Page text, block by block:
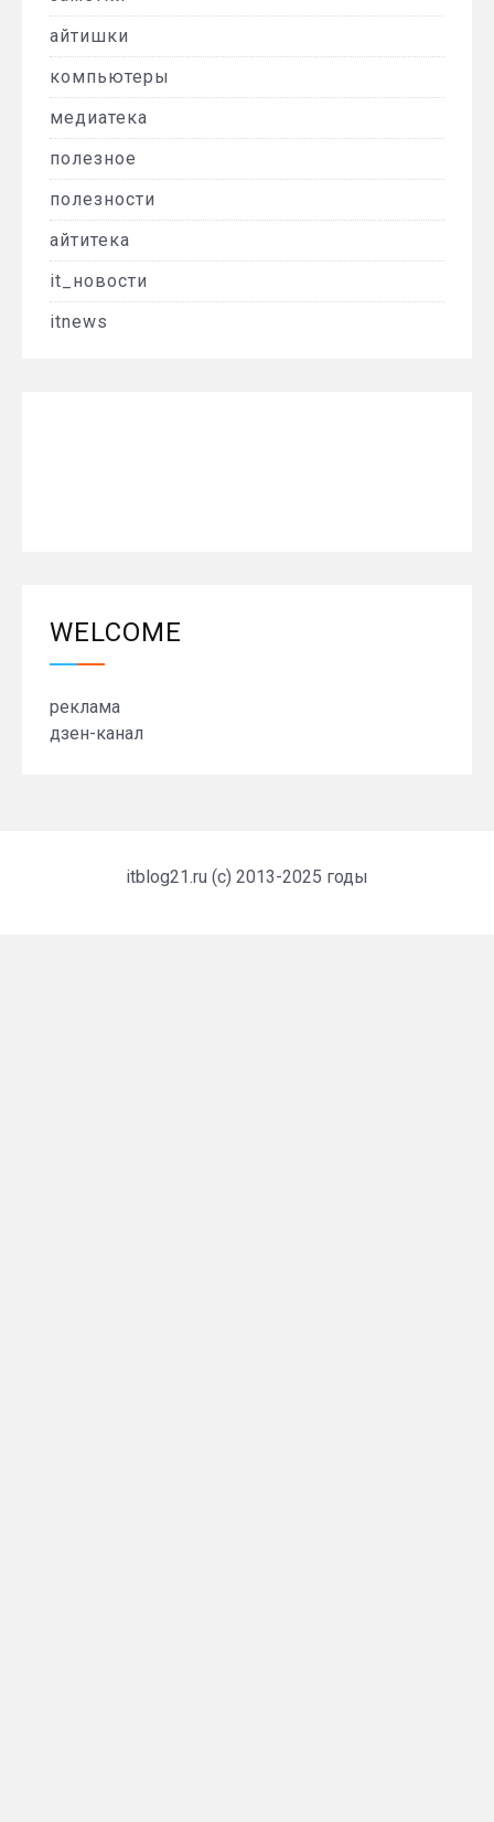
айтишки
компьютеры
медиатека
полезное
полезности
айтитека
it_новости
itnews
WELCOME
реклама
дзен-канал
itblog21.ru (c) 2013-2025 годы